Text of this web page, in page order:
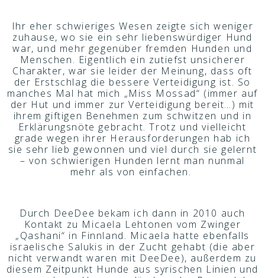
Ihr eher schwieriges Wesen zeigte sich weniger
zuhause, wo sie ein sehr liebenswürdiger Hund
war, und mehr gegenüber fremden Hunden und
Menschen. Eigentlich ein zutiefst unsicherer
Charakter, war sie leider der Meinung, dass oft
der Erstschlag die bessere Verteidigung ist. So
manches Mal hat mich „Miss Mossad“ (immer auf
der Hut und immer zur Verteidigung bereit…) mit
ihrem giftigen Benehmen zum schwitzen und in
Erklärungsnöte gebracht. Trotz und vielleicht
grade wegen ihrer Herausforderungen hab ich
sie sehr lieb gewonnen und viel durch sie gelernt
– von schwierigen Hunden lernt man nunmal
mehr als von einfachen.
Durch DeeDee bekam ich dann in 2010 auch
Kontakt zu Micaela Lehtonen vom Zwinger
„Qashani“ in Finnland. Micaela hatte ebenfalls
israelische Salukis in der Zucht gehabt (die aber
nicht verwandt waren mit DeeDee), außerdem zu
diesem Zeitpunkt Hunde aus syrischen Linien und